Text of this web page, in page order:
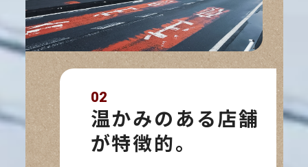
02
温かみのある店舗
が特徴的。